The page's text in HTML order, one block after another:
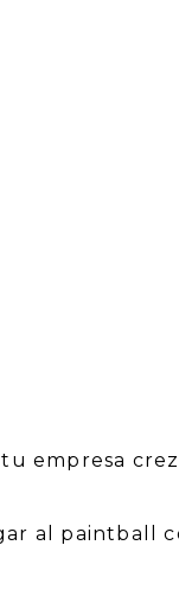
empresa
al paintball